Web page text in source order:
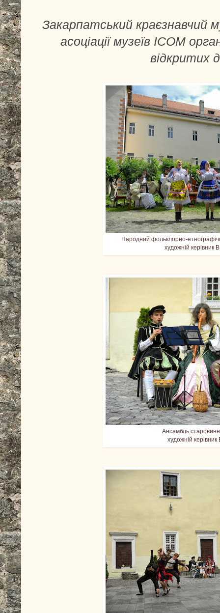
Закарпатський краєзнавчий
асоціації музеїв ІСОМ
відкритих
Народний фольклорно-
художній керівник
Ансамбль
художній